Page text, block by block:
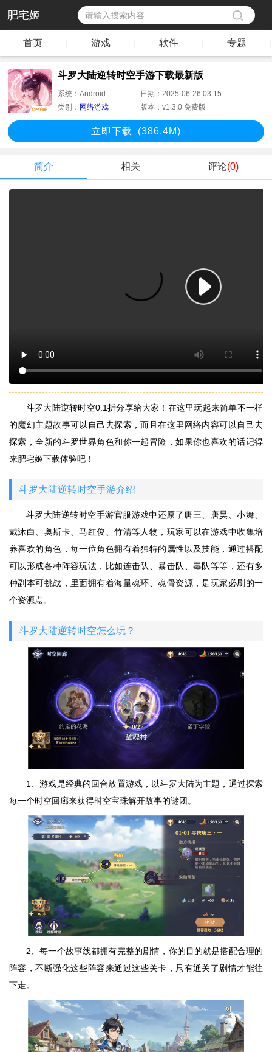
肥宅姬
首页 游戏 软件 专题
斗罗大陆逆转时空手游下载最新版
系统：Android 日期：2025-06-26 03:15
类别： 网络游戏 版本：v1.3.0 免费版
立即下载 (386.4M)
简介 相关 评论(0)
斗罗大陆逆转时空0.1折分享给大家！在这里玩起来简单不一样
的魔幻主题故事可以自己去探索，而且在这里网络内容可以自己去
探索，全新的斗罗世界角色和你一起冒险，如果你也喜欢的话记得
来肥宅姬下载体验吧！
斗罗大陆逆转时空手游介绍
斗罗大陆逆转时空手游官服游戏中还原了唐三、唐昊、小舞、
戴沐白、奥斯卡、马红俊、竹清等人物，玩家可以在游戏中收集培
养喜欢的角色，每一位角色拥有着独特的属性以及技能，通过搭配
可以形成各种阵容玩法，比如连击队、暴击队、毒队等等，还有多
种副本可挑战，里面拥有着海量魂环、魂骨资源，是玩家必刷的一
个资源点。
斗罗大陆逆转时空怎么玩？
1、游戏是经典的回合放置游戏，以斗罗大陆为主题，通过探索
每一个时空回廊来获得时空宝珠解开故事的谜团。
2、每一个故事线都拥有完整的剧情，你的目的就是搭配合理的
阵容，不断强化这些阵容来通过这些关卡，只有通关了剧情才能往
下走。